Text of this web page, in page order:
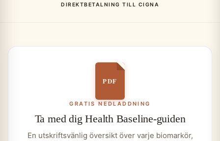
DIREKTBETALNING TILL CIGNA
PDF
GRATIS NEDLADDNING
Ta med dig Health Baseline-guiden
En utskriftsvänlig översikt över varje biomarkör,